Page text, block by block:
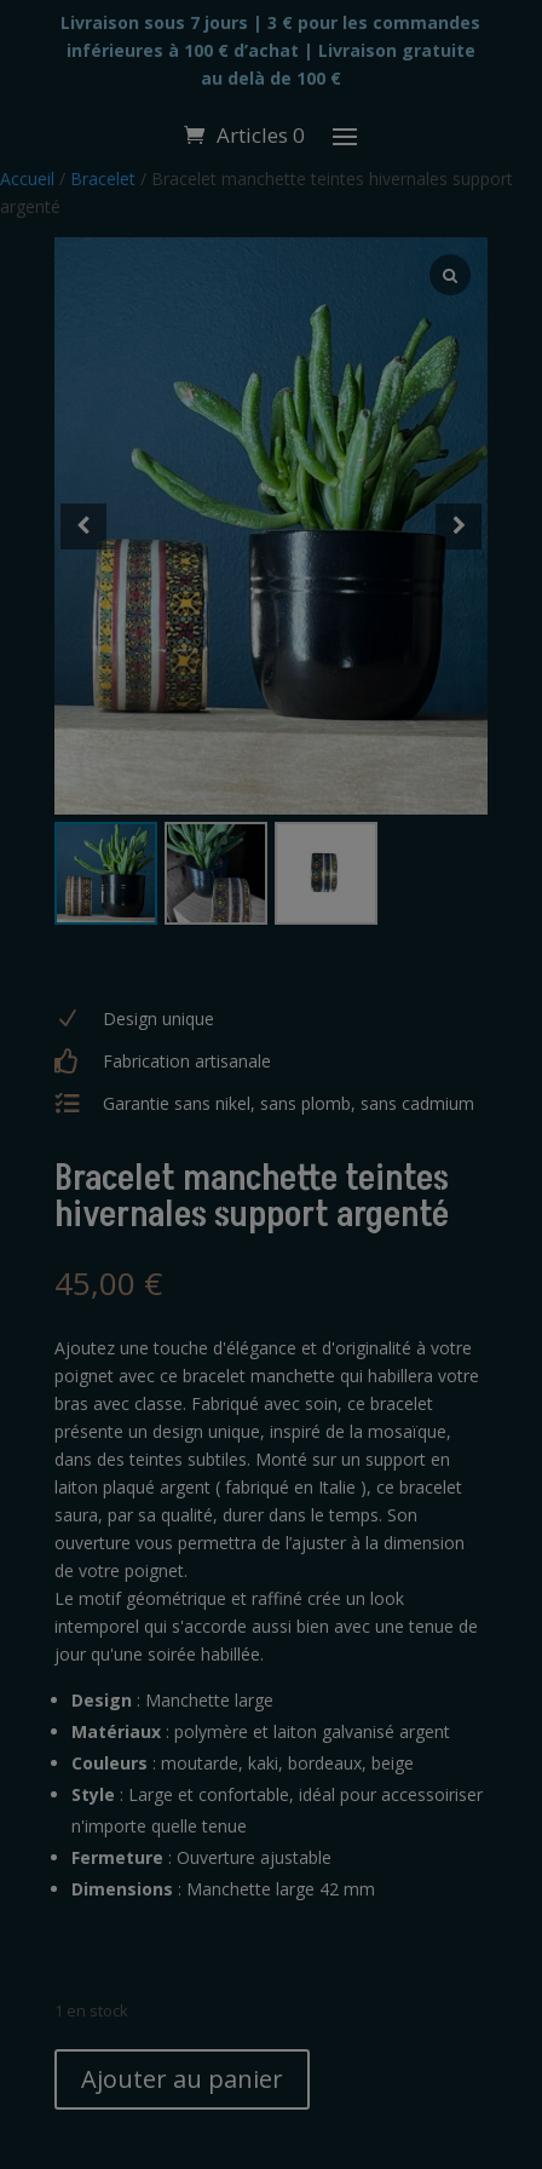
Livraison sous 7 jours | 3 € pour les commandes
inférieures à 100 € d’achat | Livraison gratuite
au delà de 100 €
Articles 0
Accueil / Bracelet / Bracelet manchette teintes hivernales support
argenté
N Design unique
 Fabrication artisanale
 Garantie sans nikel, sans plomb, sans cadmium
Bracelet manchette teintes
hivernales support argenté
45,00 €
Ajoutez une touche d'élégance et d'originalité à votre
poignet avec ce bracelet manchette qui habillera votre
bras avec classe. Fabriqué avec soin, ce bracelet
présente un design unique, inspiré de la mosaïque,
dans des teintes subtiles. Monté sur un support en
laiton plaqué argent ( fabriqué en Italie ), ce bracelet
saura, par sa qualité, durer dans le temps. Son
ouverture vous permettra de l’ajuster à la dimension
de votre poignet.
Le motif géométrique et raffiné crée un look
intemporel qui s'accorde aussi bien avec une tenue de
jour qu'une soirée habillée.
Design : Manchette large
Matériaux: polymère et laiton galvanisé argent
Couleurs : moutarde, kaki, bordeaux, beige
Style : Large et confortable, idéal pour accessoiriser
n'importe quelle tenue
Fermeture : Ouverture ajustable
Dimensions : Manchette large 42 mm
1 en stock
Bracelet
Ajouter au panier
modal-check